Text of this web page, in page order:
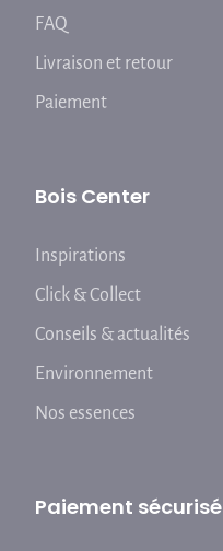
FAQ
Livraison et retour
Paiement
Bois Center
Inspirations
Click & Collect
Conseils & actualités
Environnement
Nos essences
Paiement sécurisé